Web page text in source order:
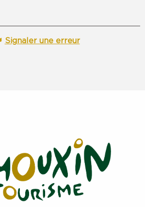
Signaler une erreur